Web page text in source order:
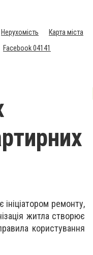
Нерухомість
Карта міста
Facebook 04141
ремонту,
житла створює
користування